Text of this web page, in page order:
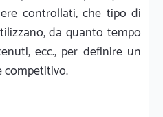
controllati, che tipo di
da quanto tempo
ecc., per definire un
competitivo.